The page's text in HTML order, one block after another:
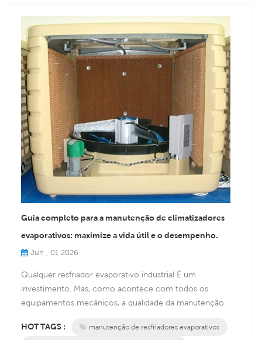
Guia completo para a manutenção de climatizadores
evaporativos: maximize a vida útil e o desempenho.
Jun , 01 2026
Qualquer resfriador evaporativo industrial É um
investimento. Mas, como acontece com todos os
equipamentos mecânicos, a qualidade da manutenção
que você fará. Um climatizador evaporativo Siboly bem
HOT TAGS :
manutenção de resfriadores evaporativos